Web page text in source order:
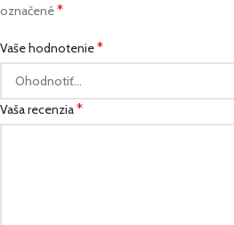
označené*
Vaše hodnotenie*
Vaša recenzia*